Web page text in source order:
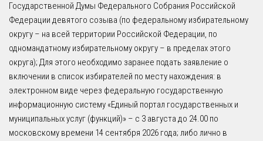
Государственной Думы Федерального Собрания Российской
Федерации девятого созыва (по федеральному избирательному
округу – на всей территории Российской Федерации, по
одномандатному избирательному округу – в пределах этого
округа); Для этого необходимо заранее подать заявление о
включении в список избирателей по месту нахождения: в
электронном виде через федеральную государственную
информационную систему «Единый портал государственных и
муниципальных услуг (функций)» – с 3 августа до 24.00 по
московскому времени 14 сентября 2026 года; либо лично в